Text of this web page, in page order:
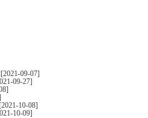
[2021-09-07]
09-27]
[2021-10-08]
10-09]